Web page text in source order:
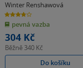
Winter Renshawová
3.8
z
5
hvězdiček
pevná vazba
304 Kč
Běžně 340 Kč
Do košíku